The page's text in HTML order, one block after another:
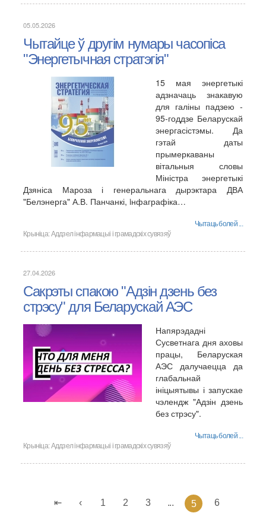
05.05.2026
Чытайце ў другім нумары часопіса
"Энергетычная стратэгія"
15 мая энергетыкі
адзначаць знакавую
для галіны падзею -
95-годдзе Беларускай
энергасістэмы. Да
гэтай даты
прымеркаваны
вітальныя словы
Міністра энергетыкі
Дзяніса Мароза і генеральнага дырэктара ДВА
"Белэнерга" А.В. Панчанкі, iнфаграфіка…
Чытаць болей ...
Крыніца:Аддзел інфармацыі і грамадскіх сувязяў
27.04.2026
Сакрэты спакою "Адзін дзень без
стрэсу" для Беларускай АЭС
Напярэдадні
Сусветнага дня аховы
працы, Беларуская
АЭС далучаецца да
глабальнай
ініцыятывы і запускае
чэлендж "Адзін дзень
без стрэсу".
Чытаць болей ...
Крыніца:Аддзел інфармацыі і грамадскіх сувязяў
1 2 3 ... 5 6